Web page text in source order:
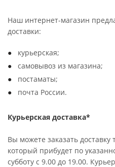
Наш интернет-магазин
доставки:
курьерская;
самовывоз из магазина;
постаматы;
почта России.
Курьерская доставка*
Вы можете заказать
который прибудет по
субботу с 9.00 до 19.00.